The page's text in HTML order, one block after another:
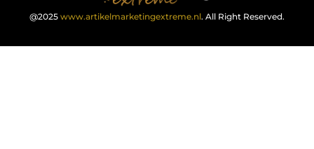
@2025 www.artikelmarketingextreme.nl. All Right Reserved.